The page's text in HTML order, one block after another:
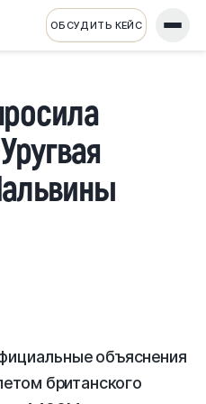
ОБСУДИТЬ КЕЙС
объяснения
британского